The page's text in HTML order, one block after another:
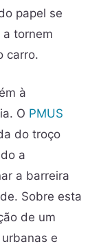
papel se
a tornem
carro.
à
O PMUS
do troço
a
a barreira
Sobre esta
de um
e